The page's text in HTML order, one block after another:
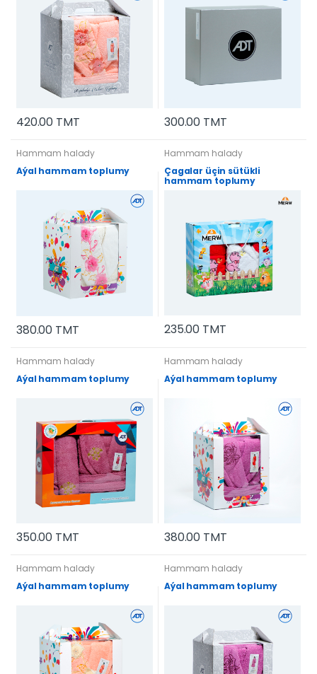
420.00 TMT 300.00 TMT
Hammam halady
Aýal hammam toplumy
380.00 TMT
Hammam halady
Çagalar üçin sütükli
hammam toplumy
235.00 TMT
Hammam halady
Aýal hammam toplumy
350.00 TMT
Hammam halady
Aýal hammam toplumy
380.00 TMT
Hammam halady
Aýal hammam toplumy
Hammam halady
Aýal hammam toplumy